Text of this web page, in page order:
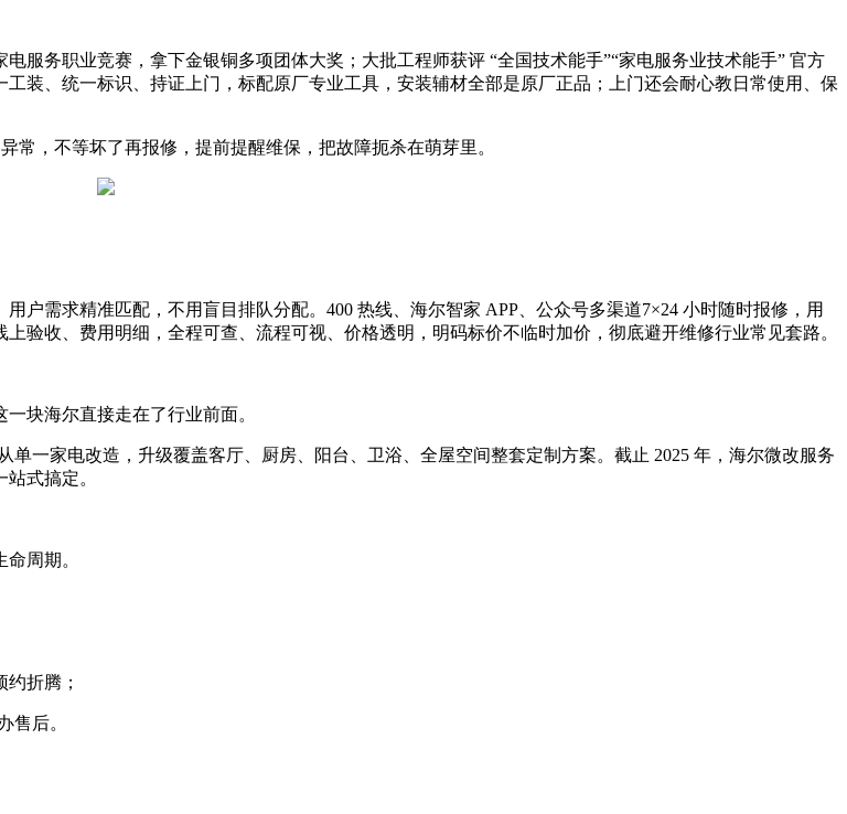
服务职业竞赛，拿下金银铜多项团体大奖；大批工程师获评 “全国技术能手”“家电服务业技术能手” 官方
装、统一标识、持证上门，标配原厂专业工具，安装辅材全部是原厂正品；上门还会耐心教日常使用、保
，不等坏了再报修，提前提醒维保，把故障扼杀在萌芽里。
户需求精准匹配，不用盲目排队分配。400 热线、海尔智家 APP、公众号多渠道7×24 小时随时报修，用
验收、费用明细，全程可查、流程可视、价格透明，明码标价不临时加价，彻底避开维修行业常见套路。
块海尔直接走在了行业前面。
一家电改造，升级覆盖客厅、厨房、阳台、卫浴、全屋空间整套定制方案。截止 2025 年，海尔微改服务
式搞定。
周期。
折腾；
售后。